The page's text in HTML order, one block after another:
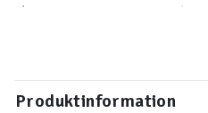
Produktinformation